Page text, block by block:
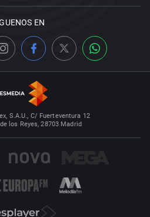
EN
S.A.U., C/ Fuerteventura 12
los Reyes, 28703 Madrid